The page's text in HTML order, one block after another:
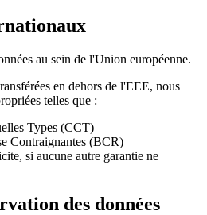
au sein de l'Union européenne.
en dehors de l'EEE, nous
telles que :
Types (CCT)
Contraignantes (BCR)
si aucune autre garantie ne
des données